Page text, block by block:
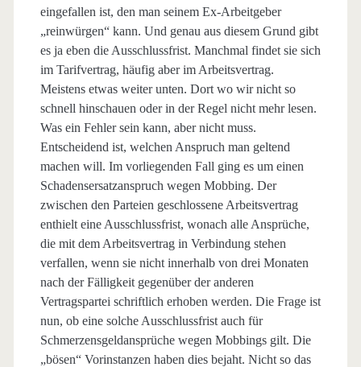
eingefallen ist, den man seinem Ex-Arbeitgeber
„reinwürgen“ kann. Und genau aus diesem Grund gibt
es ja eben die Ausschlussfrist. Manchmal findet sie sich
im Tarifvertrag, häufig aber im Arbeitsvertrag.
Meistens etwas weiter unten. Dort wo wir nicht so
schnell hinschauen oder in der Regel nicht mehr lesen.
Was ein Fehler sein kann, aber nicht muss.
Entscheidend ist, welchen Anspruch man geltend
machen will. Im vorliegenden Fall ging es um einen
Schadensersatzanspruch wegen Mobbing. Der
zwischen den Parteien geschlossene Arbeitsvertrag
enthielt eine Ausschlussfrist, wonach alle Ansprüche,
die mit dem Arbeitsvertrag in Verbindung stehen
verfallen, wenn sie nicht innerhalb von drei Monaten
nach der Fälligkeit gegenüber der anderen
Vertragspartei schriftlich erhoben werden. Die Frage ist
nun, ob eine solche Ausschlussfrist auch für
Schmerzensgeldansprüche wegen Mobbings gilt. Die
„bösen“ Vorinstanzen haben dies bejaht. Nicht so das